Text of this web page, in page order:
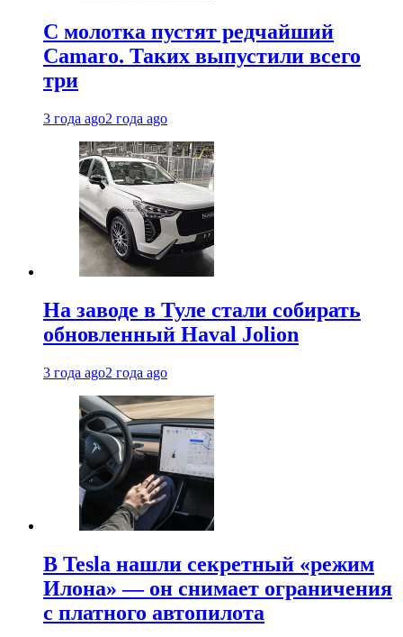
С молотка пустят редчайший
Camaro. Таких выпустили всего
три
3 года ago2 года ago
На заводе в Туле стали собирать
обновленный Haval Jolion
3 года ago2 года ago
В Tesla нашли секретный «режим
Илона» — он снимает ограничения
с платного автопилота